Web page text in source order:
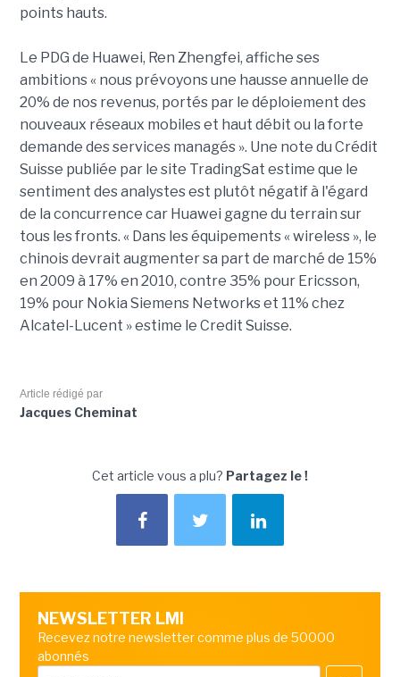
points hauts.
Le PDG de Huawei, Ren Zhengfei, affiche ses
ambitions « nous prévoyons une hausse annuelle de
20% de nos revenus, portés par le déploiement des
nouveaux réseaux mobiles et haut débit ou la forte
demande des services managés ». Une note du Crédit
Suisse publiée par le site TradingSat estime que le
sentiment des analystes est plutôt négatif à l'égard
de la concurrence car Huawei gagne du terrain sur
tous les fronts. « Dans les équipements « wireless », le
chinois devrait augmenter sa part de marché de 15%
en 2009 à 17% en 2010, contre 35% pour Ericsson,
19% pour Nokia Siemens Networks et 11% chez
Alcatel-Lucent » estime le Credit Suisse.
Article rédigé par
Jacques Cheminat
Cet article vous a plu? Partagez le !
NEWSLETTER LMI
Recevez notre newsletter comme plus de 50000
abonnés